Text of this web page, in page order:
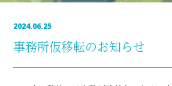
2024.06.25
事務所仮移転のお知らせ